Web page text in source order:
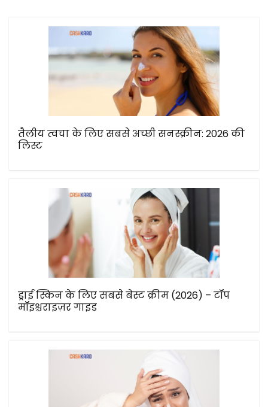
तैलीय त्वचा के लिए सबसे अच्छी सनस्क्रीन: 2026 की
लिस्ट
ड्राई स्किन के लिए सबसे बेस्ट क्रीम (2026) – टॉप
मॉइश्चराइज़र गाइड